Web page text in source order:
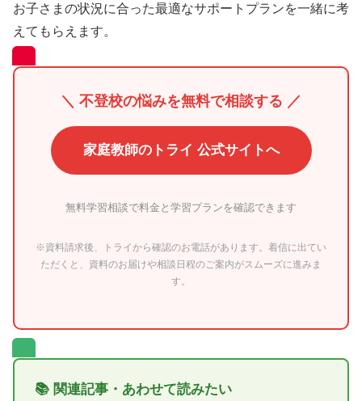
お子さまの状況に合った最適なサポートプランを一緒に考
えてもらえます。
＼ 不登校の悩みを無料で相談する ／
家庭教師のトライ 公式サイトへ
無料学習相談で料金と学習プランを確認できます
※資料請求後、トライから確認のお電話があります。着信に出てい
ただくと、資料のお届けや相談日程のご案内がスムーズに進みま
す。
📚 関連記事・あわせて読みたい